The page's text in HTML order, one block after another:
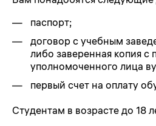
паспорт;
договор с учебным
либо заверенная копия с
уполномоченного лица
первый счет на оплату
Студентам в возрасте до 18